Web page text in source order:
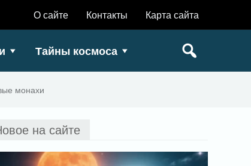
О сайте Контакты Карта сайта
Тайны космоса
монахи
на сайте